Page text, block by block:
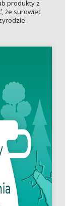
produkty z
że surowiec